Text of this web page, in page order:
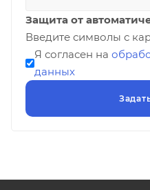
Защита от
Введите символы с
Я согласен на
данных